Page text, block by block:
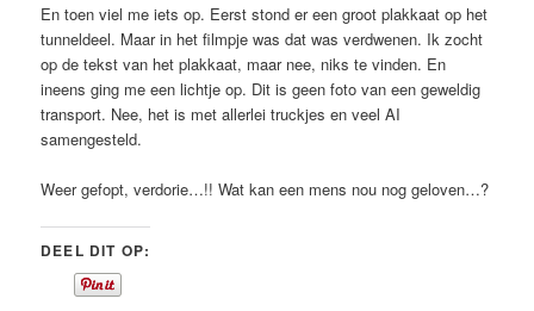
En toen viel me iets op. Eerst stond er een groot plakkaat op het
tunneldeel. Maar in het filmpje was dat was verdwenen. Ik zocht
op de tekst van het plakkaat, maar nee, niks te vinden. En
ineens ging me een lichtje op. Dit is geen foto van een geweldig
transport. Nee, het is met allerlei truckjes en veel AI
samengesteld.
Weer gefopt, verdorie…!! Wat kan een mens nou nog geloven…?
DEEL DIT OP: